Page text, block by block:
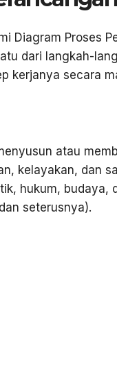
Diagram Proses
dari langkah-
kerjanya secara
atau
kelayakan, dan
hukum,
seterusnya).